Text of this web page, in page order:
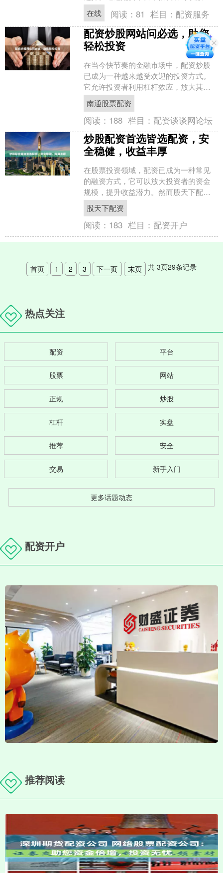
自己的资金，从而获得更高的杠杆率和
潜在收益。 选择一个靠谱....
在线 阅读： 81 栏目： 配资服务
配资炒股网站问必选，助您
轻松投资
在当今快节奏的金融市场中，配资炒股
已成为一种越来越受欢迎的投资方式。
它允许投资者利用杠杆效应，放大其投
资回报。然而，选择合适的配资炒股网
站至关重要，以确保您的资....
南通股票配资
阅读： 188 栏目： 配资谈谈网论坛
炒股配资首选皆选配资，安
全稳健，收益丰厚
在股票投资领域，配资已成为一种常见
的融资方式，它可以放大投资者的资金
规模，提升收益潜力。然而股天下配
资，选择一家安全稳健的配资平台至关
重要。 皆选配资作为业内领....
股天下配资
阅读： 183 栏目： 配资开户
首页 1 2 3 下一页 末页 共 3页29条记录
热点关注
配资 平台
股票 网站
正规 炒股
杠杆 实盘
推荐 安全
交易 新手入门
更多话题动态
配资开户
推荐阅读